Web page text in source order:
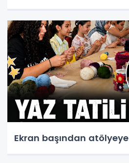
Ekran başından atölyeye